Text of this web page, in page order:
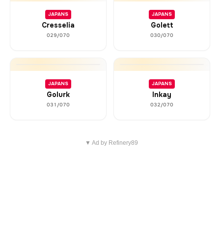
JAPANS
Cresselia
029/070
JAPANS
Golett
030/070
JAPANS
Golurk
031/070
JAPANS
Inkay
032/070
▼ Ad by Refinery89